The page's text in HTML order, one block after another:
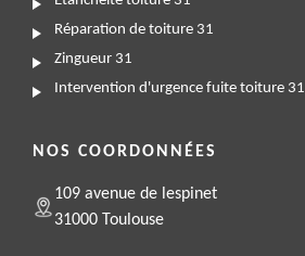
Réparation de toiture 31
Zingueur 31
Intervention d'urgence fuite toiture 31
NOS COORDONNÉES
109 avenue de lespinet
31000 Toulouse